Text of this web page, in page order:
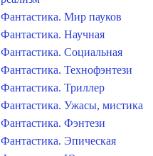
Фантастика. Мир пауков
Фантастика. Научная
Фантастика. Социальная
Фантастика. Технофэнтези
Фантастика. Триллер
Фантастика. Ужасы, мистика
Фантастика. Фэнтези
Фантастика. Эпическая